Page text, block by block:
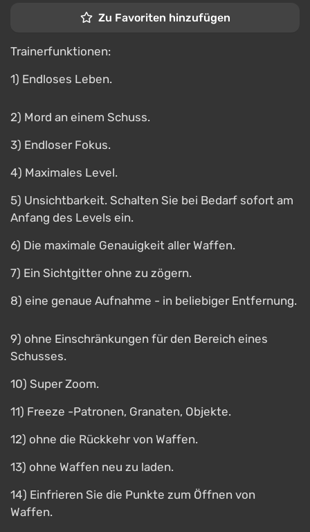
Zu Favoriten hinzufügen
Trainerfunktionen:
1) Endloses Leben.
2) Mord an einem Schuss.
3) Endloser Fokus.
4) Maximales Level.
5) Unsichtbarkeit. Schalten Sie bei Bedarf sofort am
Anfang des Levels ein.
6) Die maximale Genauigkeit aller Waffen.
7) Ein Sichtgitter ohne zu zögern.
8) eine genaue Aufnahme - in beliebiger Entfernung.
9) ohne Einschränkungen für den Bereich eines
Schusses.
10) Super Zoom.
11) Freeze -Patronen, Granaten, Objekte.
12) ohne die Rückkehr von Waffen.
13) ohne Waffen neu zu laden.
14) Einfrieren Sie die Punkte zum Öffnen von
Waffen.